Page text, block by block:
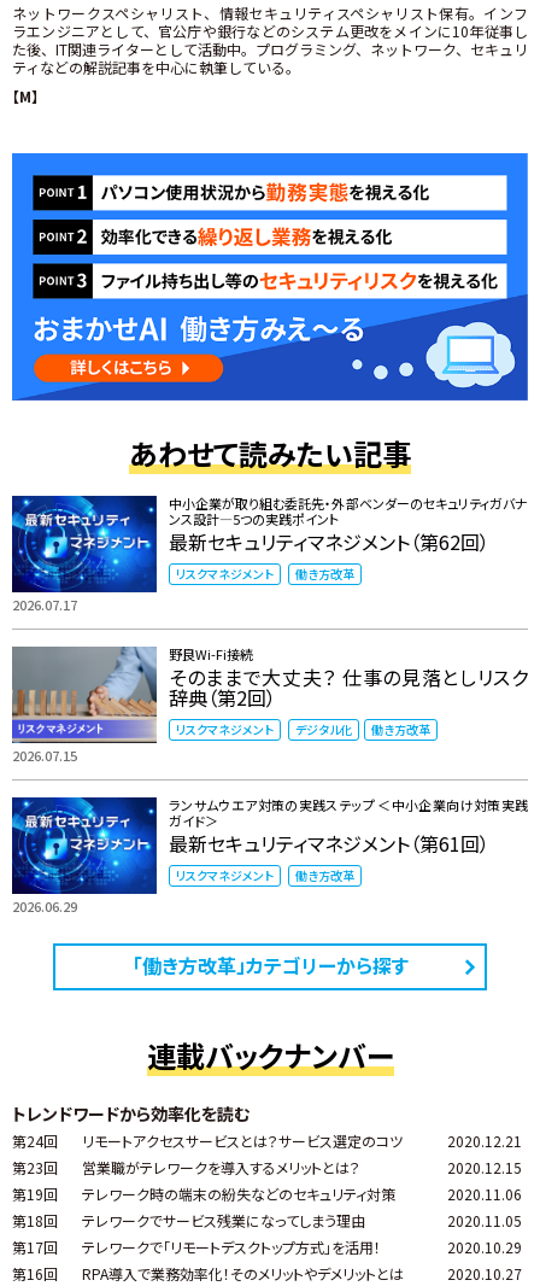
ネットワークスペシャリスト、情報セキュリティスペシャリスト保有。インフ
ラエンジニアとして、官公庁や銀行などのシステム更改をメインに10年従事し
た後、IT関連ライターとして活動中。プログラミング、ネットワーク、セキュリ
ティなどの解説記事を中心に執筆している。
【M】
あわせて読みたい記事
2026.07.17
中小企業が取り組む委託先・外部ベンダーのセキュリティガバナ
ンス設計―5つの実践ポイント
最新セキュリティマネジメント（第62回）
リスクマネジメント 働き方改革
2026.07.15
野良Wi-Fi接続
そのままで大丈夫？ 仕事の見落としリスク
辞典（第2回）
リスクマネジメント デジタル化 働き方改革
2026.06.29
ランサムウエア対策の実践ステップ ＜中小企業向け対策実践
ガイド＞
最新セキュリティマネジメント（第61回）
リスクマネジメント 働き方改革
「働き方改革」カテゴリーから探す
連載バックナンバー
トレンドワードから効率化を読む
第24回 リモートアクセスサービスとは？サービス選定のコツ
2020.12.21
第23回
営業職がテレワークを導入するメリットとは？
2020.12.15
第19回
テレワーク時の端末の紛失などのセキュリティ対策
2020.11.06
第18回
テレワークでサービス残業になってしまう理由
2020.11.05
第17回
テレワークで「リモートデスクトップ方式」を活用！
2020.10.29
第16回
RPA導入で業務効率化！そのメリットやデメリットとは
2020.10.27